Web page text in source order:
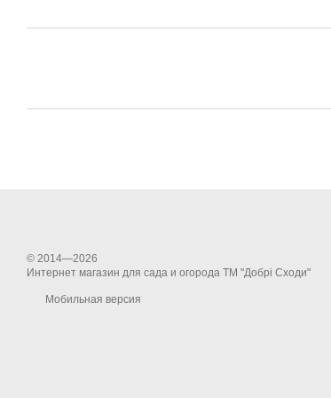
© 2014—2026
Интернет магазин для сада и огорода ТМ "Добрі Сходи"
Мобильная версия